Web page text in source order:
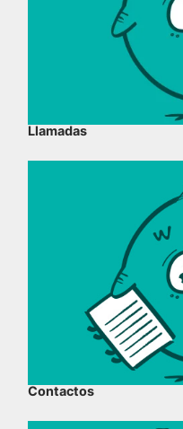
Llamadas
Contactos